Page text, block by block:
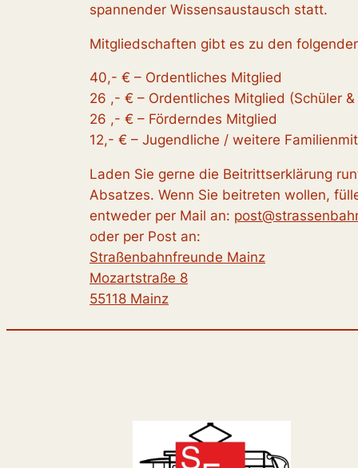
spannender Wissensaustausch statt.
Mitgliedschaften gibt es zu den
40,- € – Ordentliches Mitglied
26 ,- € – Ordentliches Mitglied (Schüler
26 ,- € – Förderndes Mitglied
12,- € – Jugendliche / weitere
Laden Sie gerne die Beitrittserklärung
Absatzes. Wenn Sie beitreten wollen,
entweder per Mail an:
oder per Post an:
Straßenbahnfreunde Mainz
Mozartstraße 8
55118 Mainz